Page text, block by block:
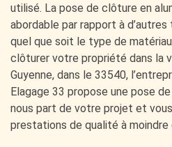
utilisé. La pose de clôture en
abordable par rapport à
quel que soit le type de
clôturer votre propriété dans la
Guyenne, dans le 33540,
Elagage 33 propose une pose
nous part de votre projet et
prestations de qualité à moindre